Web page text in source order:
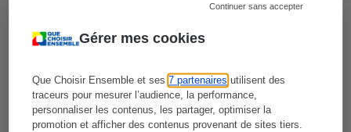
Gérer mes cookies
Que Choisir Ensemble et ses7 partenaires utilisent des
traceurs pour mesurer l’audience, la performance,
personnaliser les contenus, les partager, optimiser la
promotion et afficher des contenus provenant de sites tiers.
Continuer sans accepter